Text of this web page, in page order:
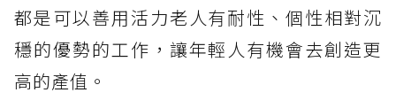
都是可以善用活力老人有耐性、個性相對沉
穩的優勢的工作，讓年輕人有機會去創造更
高的產值。